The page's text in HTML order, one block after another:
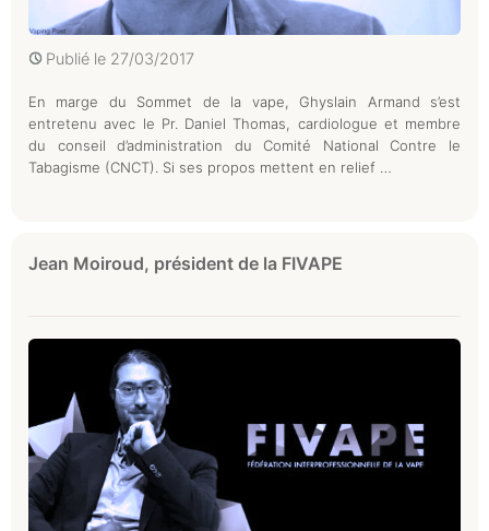
Publié le 27/03/2017
En marge du Sommet de la vape, Ghyslain Armand s’est
entretenu avec le Pr. Daniel Thomas, cardiologue et membre
du conseil d’administration du Comité National Contre le
Tabagisme (CNCT). Si ses propos mettent en relief …
Jean Moiroud, président de la FIVAPE